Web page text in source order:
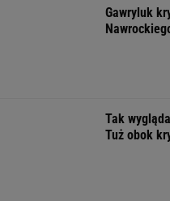
Ile w
Finał